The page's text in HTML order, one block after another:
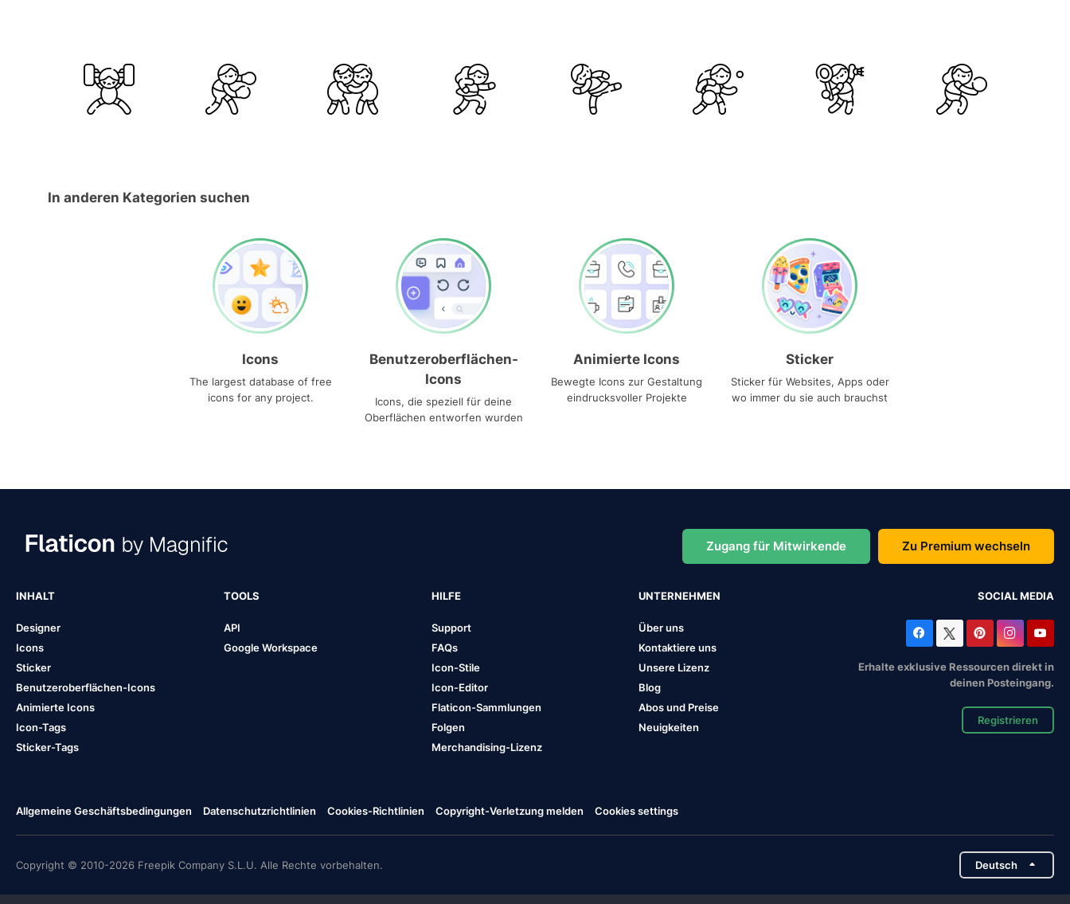
In anderen Kategorien suchen
Icons
The largest database of free
icons for any project.
Benutzeroberflächen-
Icons
Icons, die speziell für deine
Oberflächen entworfen wurden
Animierte Icons
Bewegte Icons zur Gestaltung
eindrucksvoller Projekte
Sticker
Sticker für Websites, Apps oder
wo immer du sie auch brauchst
Zugang für Mitwirkende Zu Premium wechseln
INHALT
Designer
Icons
Sticker
Benutzeroberflächen-Icons
Animierte Icons
Icon-Tags
Sticker-Tags
TOOLS
API
Google Workspace
HILFE
Support
FAQs
Icon-Stile
Icon-Editor
Flaticon-Sammlungen
Folgen
Merchandising-Lizenz
UNTERNEHMEN
Über uns
Kontaktiere uns
Unsere Lizenz
Blog
Abos und Preise
Neuigkeiten
SOCIAL MEDIA
Erhalte exklusive Ressourcen direkt in
deinen Posteingang.
Registrieren
Allgemeine Geschäftsbedingungen Datenschutzrichtlinien Cookies-Richtlinien Copyright-Verletzung melden Cookies settings
Copyright © 2010-2026 Freepik Company S.L.U. Alle Rechte vorbehalten. Deutsch